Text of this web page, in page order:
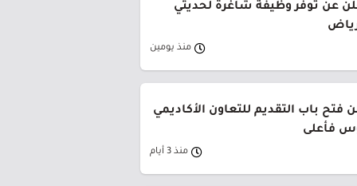
عن توفر وظيفة شاغرة لحديثي
منذ يومين
فتح باب التقديم للتعاون الأكاديمي
فأعلى
منذ 3 أيام